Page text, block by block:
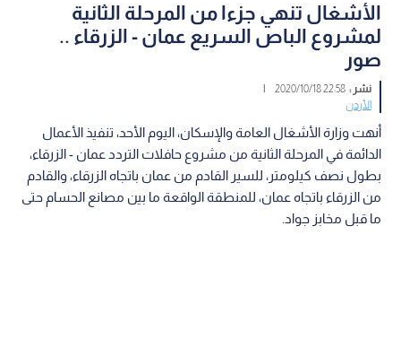
الأشغال تنهي جزءا من المرحلة الثانية
لمشروع الباص السريع عمان - الزرقاء ..
صور
نشر :22:58 2020/10/18
|
الأردن
أنهت وزارة الأشغال العامة والإسكان، اليوم الأحد، تنفيذ الأعمال
الدائمة في المرحلة الثانية من مشروع حافلات التردد عمان - الزرقاء،
بطول نصف كيلومتر، للسير القادم من عمان باتجاه الزرقاء، والقادم
من الزرقاء باتجاه عمان، للمنطقة الواقعة ما بين مصانع الحسام حتى
ما قبل مخابز جواد.